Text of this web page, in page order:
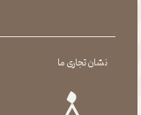
نشان تجاری ما